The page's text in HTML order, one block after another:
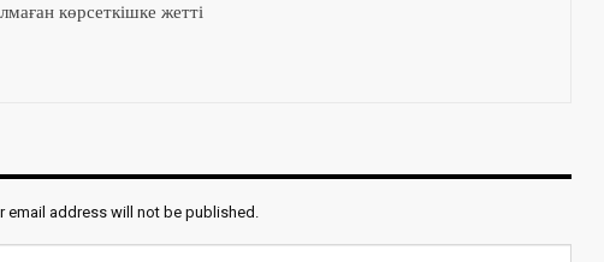
көрсеткішке жетті
email address will not be published.